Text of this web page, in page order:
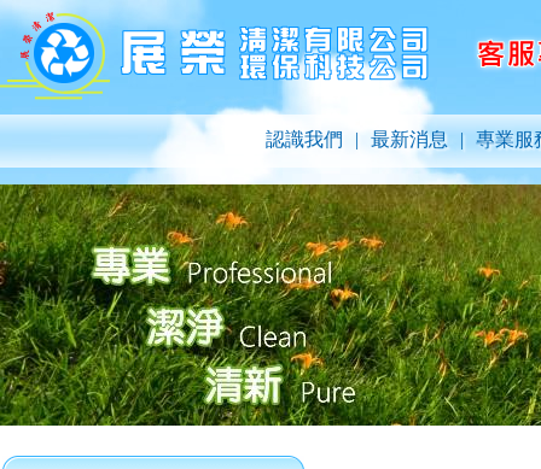
認識我們 | 最新消息 | 專業服